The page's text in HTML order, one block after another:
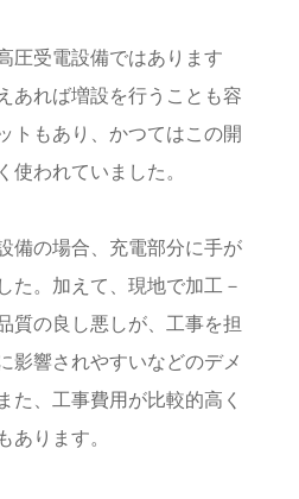
圧受電設備ではあります
あれば増設を行うことも容
トもあり、かつてはこの開
使われていました。
備の場合、充電部分に手が
た。加えて、現地で加工－
質の良し悪しが、工事を担
影響されやすいなどのデメ
た、工事費用が比較的高く
あります。